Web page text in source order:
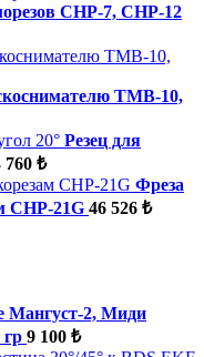
СНР-7, СНР-12
ТМВ-10,
Резец для
760 ₺
Фреза
СНР-21G 46 526 ₺
Мангуст-2, Миди
9 100 ₺